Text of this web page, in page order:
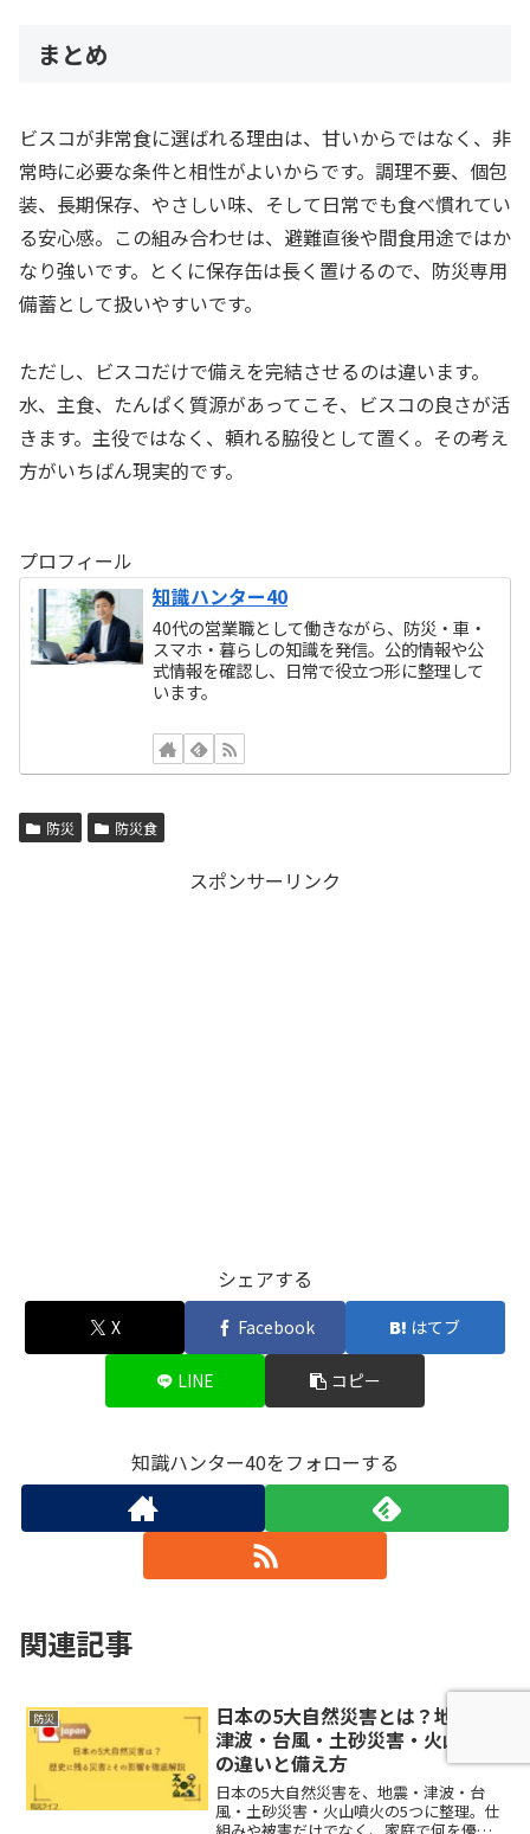
まとめ
ビスコが非常食に選ばれる理由は、甘いからではなく、非
常時に必要な条件と相性がよいからです。調理不要、個包
装、長期保存、やさしい味、そして日常でも食べ慣れてい
る安心感。この組み合わせは、避難直後や間食用途ではか
なり強いです。とくに保存缶は長く置けるので、防災専用
備蓄として扱いやすいです。
ただし、ビスコだけで備えを完結させるのは違います。
水、主食、たんぱく質源があってこそ、ビスコの良さが活
きます。主役ではなく、頼れる脇役として置く。その考え
方がいちばん現実的です。
プロフィール
知識ハンター40
40代の営業職として働きながら、防災・車・
スマホ・暮らしの知識を発信。公的情報や公
式情報を確認し、日常で役立つ形に整理して
います。
防災 防災食
スポンサーリンク
シェアする
X Facebook はてブ
LINE コピー
知識ハンター40をフォローする
関連記事
防災
日本の5大自然災害とは？地震・
津波・台風・土砂災害・火山噴火
の違いと備え方
日本の5大自然災害を、地震・津波・台
風・土砂災害・火山噴火の5つに整理。仕